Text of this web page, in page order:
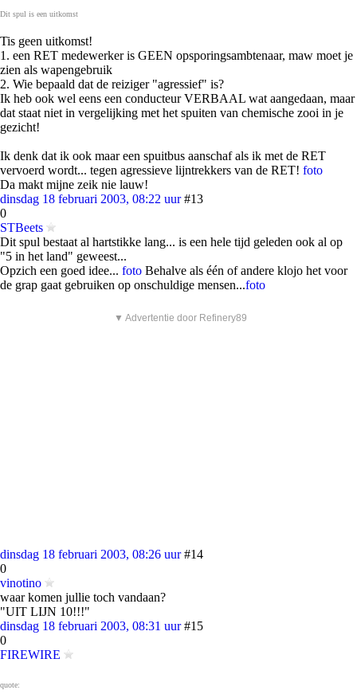
Dit spul is een uitkomst
Tis geen uitkomst!
1. een RET medewerker is GEEN opsporingsambtenaar, maw moet je
zien als wapengebruik
2. Wie bepaald dat de reiziger "agressief" is?
Ik heb ook wel eens een conducteur VERBAAL wat aangedaan, maar
dat staat niet in vergelijking met het spuiten van chemische zooi in je
gezicht!
Ik denk dat ik ook maar een spuitbus aanschaf als ik met de RET
vervoerd wordt... tegen agressieve lijntrekkers van de RET! foto
Da makt mijne zeik nie lauw!
dinsdag 18 februari 2003, 08:22 uur #13
0
STBeets
Dit spul bestaat al hartstikke lang... is een hele tijd geleden ook al op
"5 in het land" geweest...
Opzich een goed idee... foto Behalve als één of andere klojo het voor
de grap gaat gebruiken op onschuldige mensen...foto
▼ Advertentie door Refinery89
dinsdag 18 februari 2003, 08:26 uur #14
0
vinotino
waar komen jullie toch vandaan?
"UIT LIJN 10!!!"
dinsdag 18 februari 2003, 08:31 uur #15
0
FIREWIRE
quote: